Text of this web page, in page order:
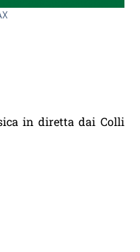
in diretta dai Colli